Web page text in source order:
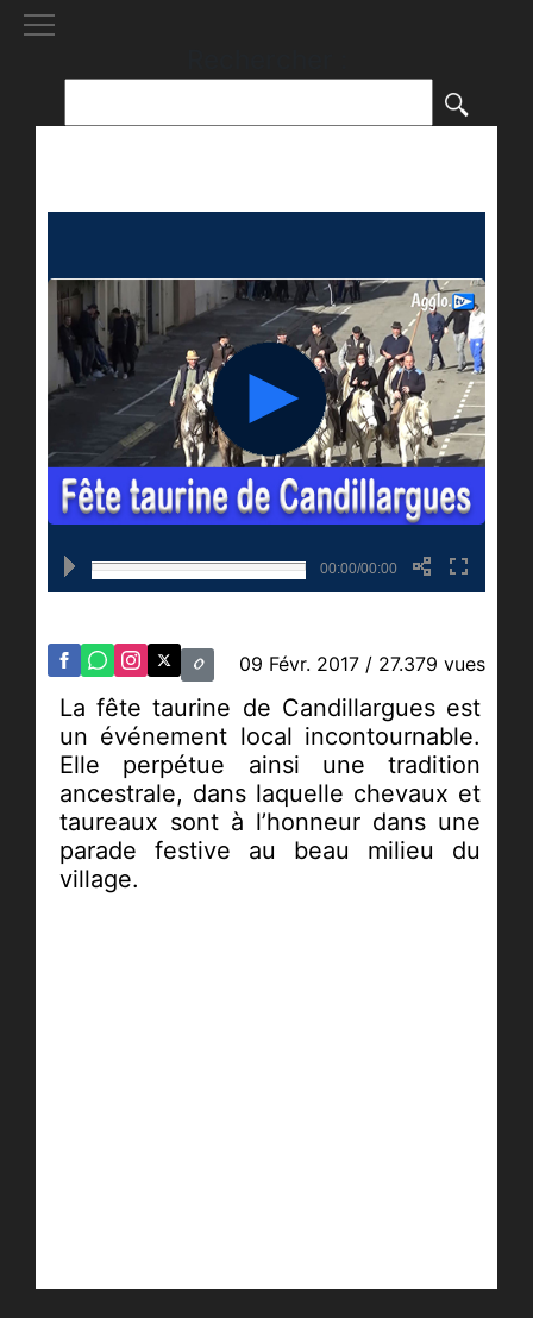
00:00/00:00
09 Févr. 2017 / 27.379 vues
La fête taurine de Candillargues est
un événement local incontournable.
Elle perpétue ainsi une tradition
ancestrale, dans laquelle chevaux et
taureaux sont à l’honneur dans une
parade festive au beau milieu du
village.